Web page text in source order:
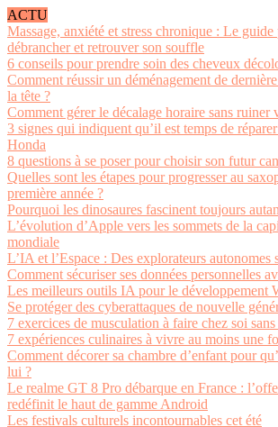
ACTU
Massage, anxiété et stress chronique : Le
débrancher et retrouver son souffle
6 conseils pour prendre soin des cheveux
Comment réussir un déménagement de
la tête ?
Comment gérer le décalage horaire sans ruiner
3 signes qui indiquent qu’il est temps de
Honda
8 questions à se poser pour choisir son futur
Quelles sont les étapes pour progresser au
première année ?
Pourquoi les dinosaures fascinent toujours
L’évolution d’Apple vers les sommets de la
mondiale
L’IA et l’Espace : Des explorateurs autonomes
Comment sécuriser ses données personnelles
Les meilleurs outils IA pour le développement
Se protéger des cyberattaques de nouvelle
7 exercices de musculation à faire chez soi
7 expériences culinaires à vivre au moins une
Comment décorer sa chambre d’enfant pour
lui ?
Le realme GT 8 Pro débarque en France :
redéfinit le haut de gamme Android
Les festivals culturels incontournables cet été